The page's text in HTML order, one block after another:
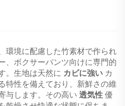
環境に配慮した竹素材で作られ
、ボクサーパンツ向けに専門的
。生地は天然に カビに強い カ
特性を備えており、新鮮さの維
与します。その高い 透気性 優